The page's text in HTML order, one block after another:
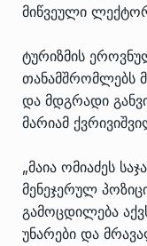
მიწვეული
ტურიზმის
თანამშრომლებს
და მდგრადი
მარიამ
„მაია ომიაძეს
მენეჯერულ
გამოცდილება
უნარები და